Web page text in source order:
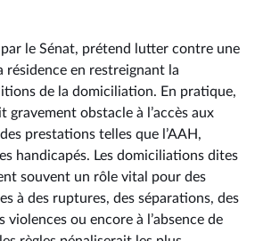
le Sénat, prétend lutter contre une
résidence en restreignant la
de la domiciliation. En pratique,
obstacle à l’accès aux
prestations telles que l’AAH,
handicapés. Les domiciliations dites
souvent un rôle vital pour des
à des ruptures, des séparations, des
ou encore à l’absence de